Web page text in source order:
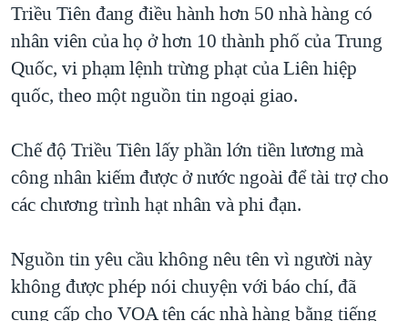
CÁC GIÁ TRỊ CỘNG HÒA Ở VIỆT NAM
THƯỢNG ĐỈNH TRUMP-KIM TẠI VIỆT NAM
TRỊNH VĨNH BÌNH VS. CHÍNH PHỦ VIỆT NAM
NGƯ DÂN VIỆT VÀ LÀN SÓNG TRỘM HẢI SÂM
BÊN KIA QUỐC LỘ: TIẾNG VỌNG TỪ NÔNG THÔN MỸ
QUAN HỆ VIỆT MỸ
Triều Tiên đang điều hành hơn 50 nhà hàng có
nhân viên của họ ở hơn 10 thành phố của Trung
Quốc, vi phạm lệnh trừng phạt của Liên hiệp
quốc, theo một nguồn tin ngoại giao.
Chế độ Triều Tiên lấy phần lớn tiền lương mà
công nhân kiếm được ở nước ngoài để tài trợ cho
các chương trình hạt nhân và phi đạn.
Nguồn tin yêu cầu không nêu tên vì người này
không được phép nói chuyện với báo chí, đã
cung cấp cho VOA tên các nhà hàng bằng tiếng